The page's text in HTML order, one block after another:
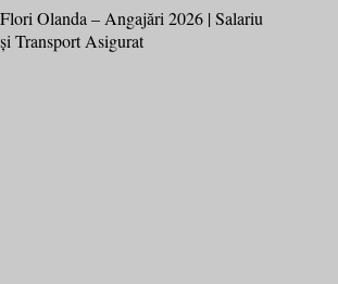
Olanda – Angajări 2026 | Salariu
Transport Asigurat